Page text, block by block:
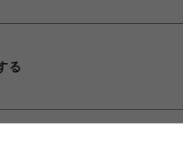
る